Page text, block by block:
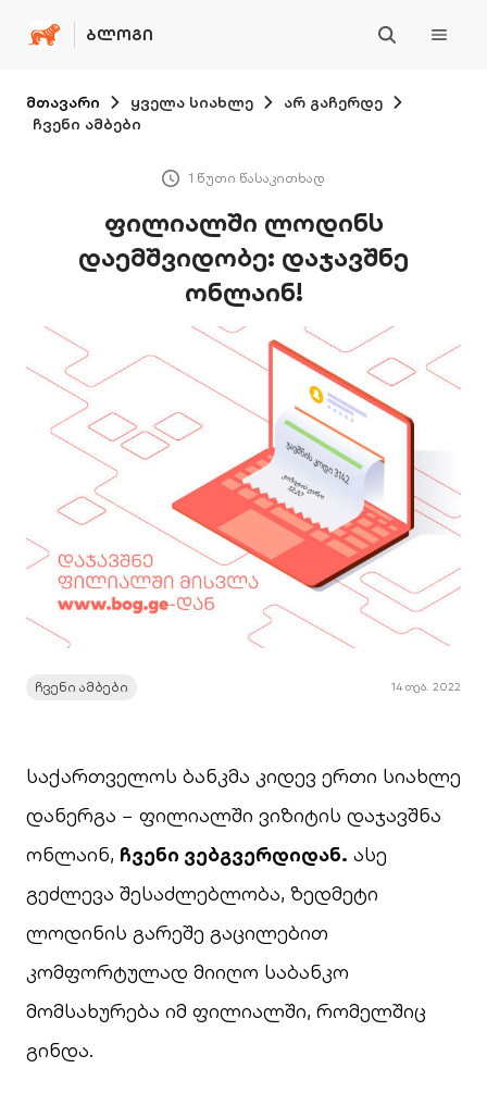
ᲑᲚᲝᲒᲘ
მთავარი ყველა სიახლე
არ გაჩერდე
ჩვენი ამბები
1 წუთი წასაკითხად
ფილიალში ლოდინს
დაემშვიდობე: დაჯავშნე
ონლაინ!
ჩვენი ამბები 14 თებ. 2022
საქართველოს ბანკმა კიდევ ერთი სიახლე
დანერგა − ფილიალში ვიზიტის დაჯავშნა
ონლაინ, ჩვენი ვებგვერდიდან. ასე
გეძლევა შესაძლებლობა, ზედმეტი
ლოდინის გარეშე გაცილებით
კომფორტულად მიიღო საბანკო
მომსახურება იმ ფილიალში, რომელშიც
გინდა.